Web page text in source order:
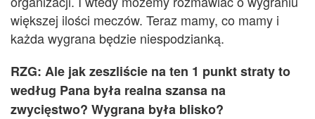
większej ilości meczów. Teraz mamy, co mamy i
każda wygrana będzie niespodzianką.
RZG: Ale jak zeszliście na ten 1 punkt straty to
według Pana była realna szansa na
zwycięstwo? Wygrana była blisko?